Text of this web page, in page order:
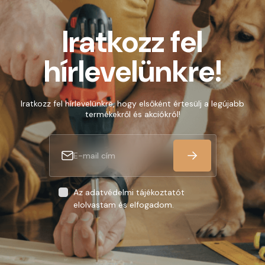
Iratkozz fel
hírlevelünkre!
Iratkozz fel hírlevelünkre, hogy elsőként értesülj a legújabb
termékekről és akciókról!
Az adatvédelmi tájékoztatót
elolvastam és elfogadom.